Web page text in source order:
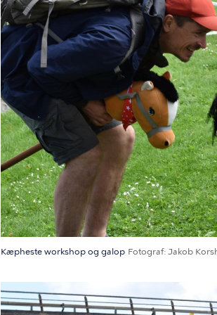
Kæpheste workshop og galop Fotograf Jakob
Billede